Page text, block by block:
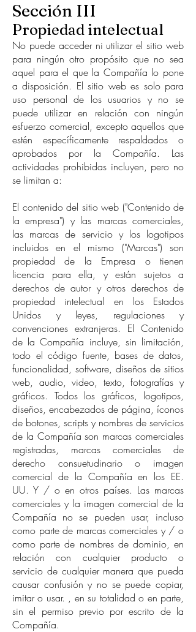
Sección III
Propiedad intelectual
No puede acceder ni utilizar el sitio web
para ningún otro propósito que no sea
aquel para el que la Compañía lo pone
a disposición. El sitio web es solo para
uso personal de los usuarios y no se
puede utilizar en relación con ningún
esfuerzo comercial, excepto aquellos que
estén específicamente respaldados o
aprobados por la Compañía. Las
actividades prohibidas incluyen, pero no
se limitan a:
El contenido del sitio web ("Contenido de
la empresa") y las marcas comerciales,
las marcas de servicio y los logotipos
incluidos en el mismo ("Marcas") son
propiedad de la Empresa o tienen
licencia para ella, y están sujetos a
derechos de autor y otros derechos de
propiedad intelectual en los Estados
Unidos y leyes, regulaciones y
convenciones extranjeras. El Contenido
de la Compañía incluye, sin limitación,
todo el código fuente, bases de datos,
funcionalidad, software, diseños de sitios
web, audio, video, texto, fotografías y
gráficos. Todos los gráficos, logotipos,
diseños, encabezados de página, íconos
de botones, scripts y nombres de servicios
de la Compañía son marcas comerciales
registradas, marcas comerciales de
derecho consuetudinario o imagen
comercial de la Compañía en los EE.
UU. Y / o en otros países. Las marcas
comerciales y la imagen comercial de la
Compañía no se pueden usar, incluso
como parte de marcas comerciales y / o
como parte de nombres de dominio, en
relación con cualquier producto o
servicio de cualquier manera que pueda
causar confusión y no se puede copiar,
imitar o usar. , en su totalidad o en parte,
sin el permiso previo por escrito de la
Compañía.